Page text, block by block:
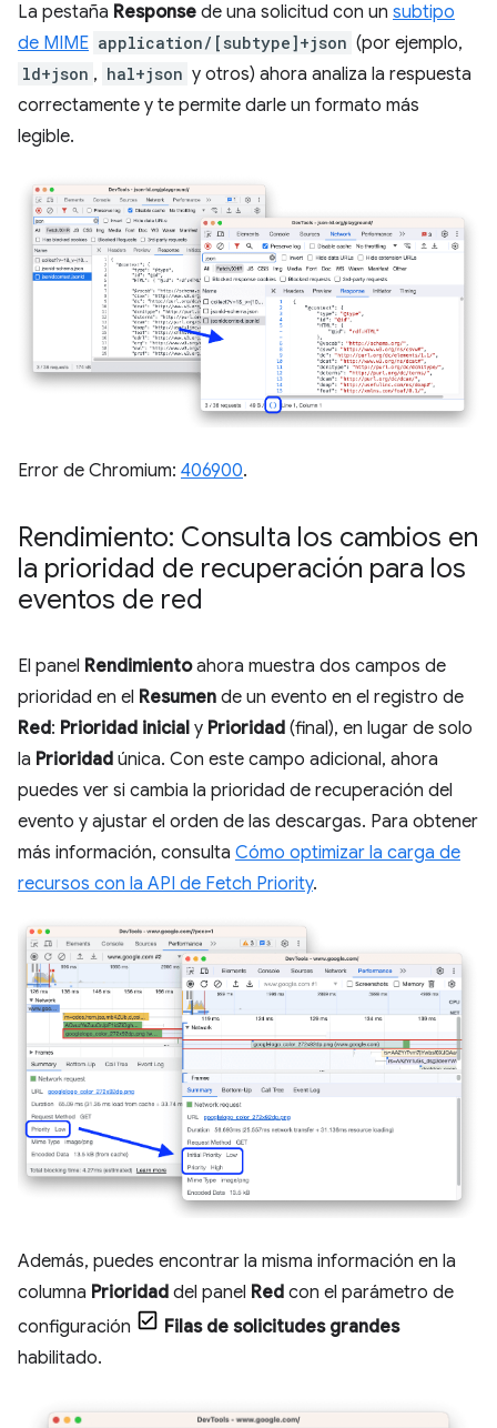
La pestaña Response de una solicitud con un subtipo
de MIME application/[subtype]+json (por ejemplo,
ld+json , hal+json y otros) ahora analiza la respuesta
correctamente y te permite darle un formato más
legible.
Error de Chromium: 406900.
Rendimiento: Consulta los cambios en
la prioridad de recuperación para los
eventos de red
El panel Rendimientoahora muestra dos campos de
prioridad en el Resumen de un evento en el registro de
Red: Prioridad inicial y Prioridad (final), en lugar de solo
la Prioridad única. Con este campo adicional, ahora
puedes ver si cambia la prioridad de recuperación del
evento y ajustar el orden de las descargas. Para obtener
más información, consulta Cómo optimizar la carga de
recursos con la API de Fetch Priority.
Además, puedes encontrar la misma información en la
columna Prioridad del panel Red con el parámetro de
configuración
Filas de solicitudes grandes
habilitado.